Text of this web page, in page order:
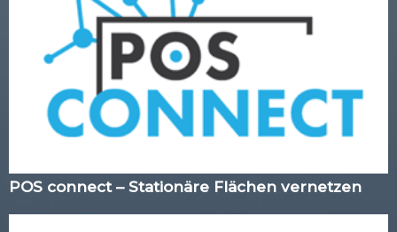
POS connect – Stationäre Flächen vernetzen